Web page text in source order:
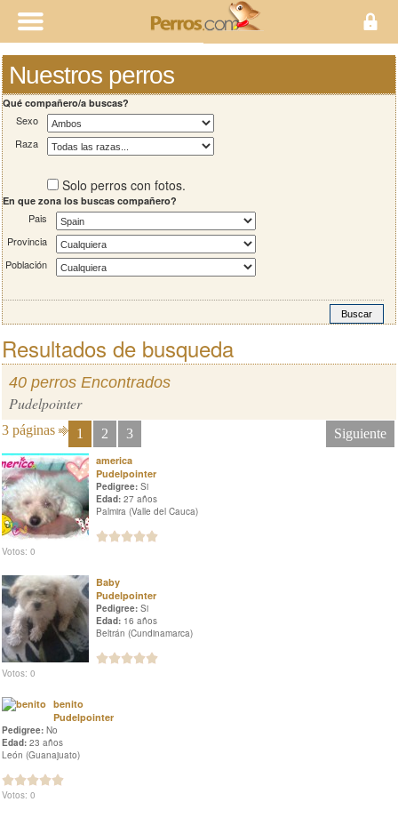
Nuestros perros
Qué compañero/a buscas?
Sexo
Raza
Solo perros con fotos.
En que zona los buscas compañero?
Pais
Provincia
Población
Resultados de busqueda
40 perros Encontrados
Pudelpointer
3 páginas 1 2 3 Siguiente
america
Pudelpointer
Pedigree: Si
Edad: 27 años
Palmira (Valle del Cauca)
Votos: 0
Baby
Pudelpointer
Pedigree: Si
Edad: 16 años
Beltrán (Cundinamarca)
Votos: 0
benito
Pudelpointer
Pedigree: No
Edad: 23 años
León (Guanajuato)
Votos: 0